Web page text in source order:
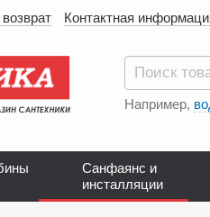
Контактная
Например,
Санфаянс и
инсталляции